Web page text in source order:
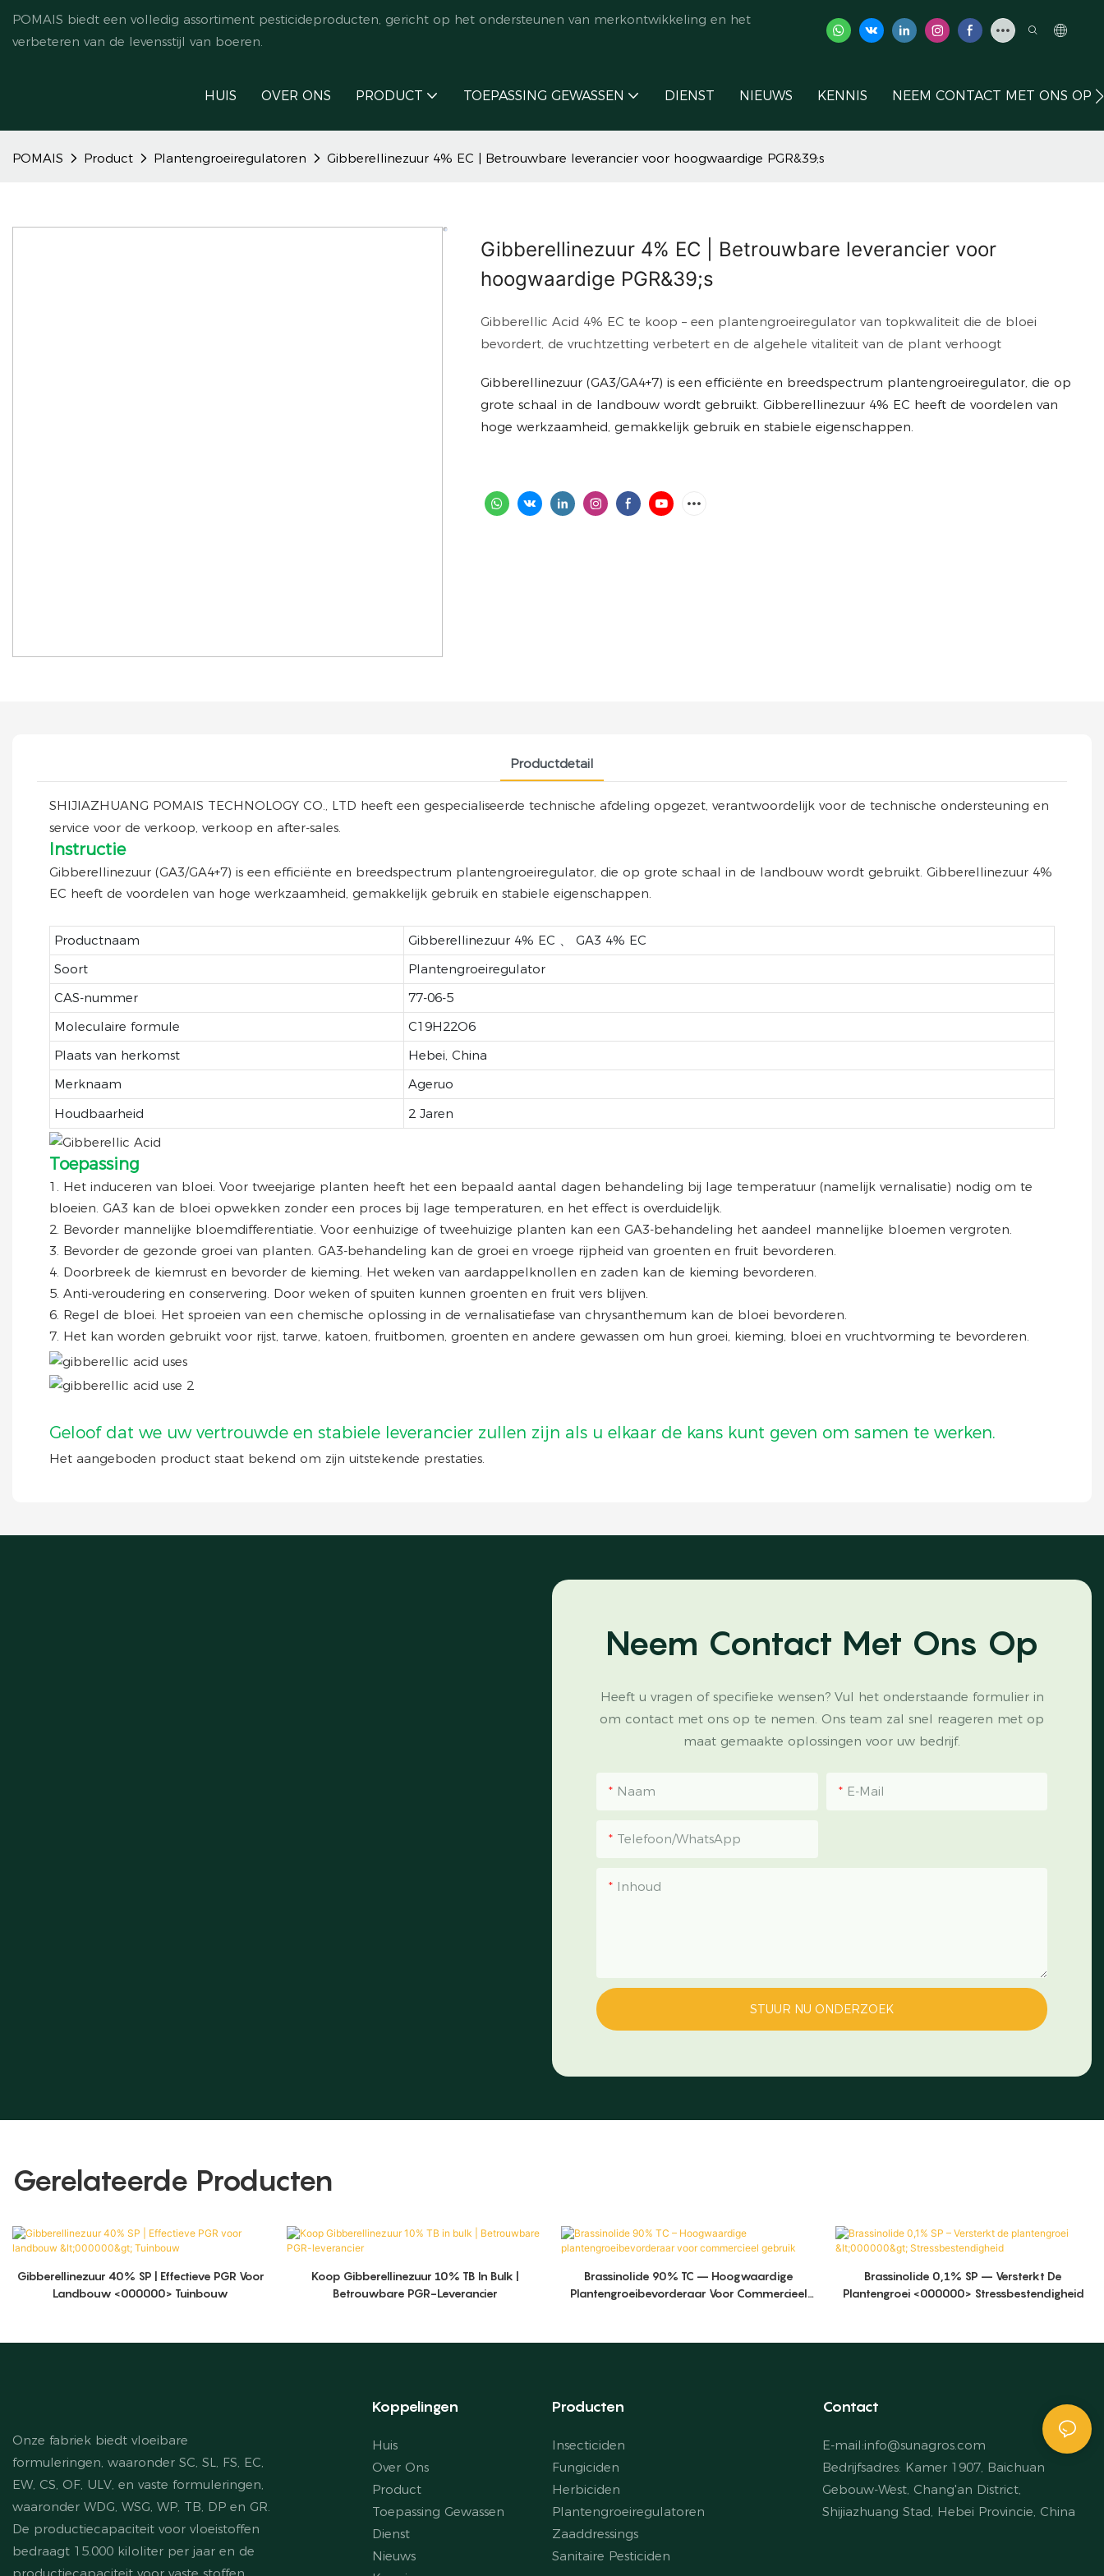
POMAIS biedt een volledig assortiment pesticideproducten, gericht op het ondersteunen van merkontwikkeling en het
verbeteren van de levensstijl van boeren.
HUIS OVER ONS PRODUCT TOEPASSING GEWASSEN DIENST NIEUWS KENNIS NEEM CONTACT MET ONS OP
POMAIS Product Plantengroeiregulatoren Gibberellinezuur 4% EC | Betrouwbare leverancier voor hoogwaardige PGR&39;s
Gibberellinezuur 4% EC | Betrouwbare leverancier voor
hoogwaardige PGR&39;s
Gibberellic Acid 4% EC te koop – een plantengroeiregulator van topkwaliteit die de bloei
bevordert, de vruchtzetting verbetert en de algehele vitaliteit van de plant verhoogt
Gibberellinezuur (GA3/GA4+7) is een efficiënte en breedspectrum plantengroeiregulator, die op
grote schaal in de landbouw wordt gebruikt. Gibberellinezuur 4% EC heeft de voordelen van
hoge werkzaamheid, gemakkelijk gebruik en stabiele eigenschappen.
Productdetail
SHIJIAZHUANG POMAIS TECHNOLOGY CO., LTD heeft een gespecialiseerde technische afdeling opgezet, verantwoordelijk voor de technische ondersteuning en
service voor de verkoop, verkoop en after-sales.
Instructie
Gibberellinezuur (GA3/GA4+7) is een efficiënte en breedspectrum plantengroeiregulator, die op grote schaal in de landbouw wordt gebruikt. Gibberellinezuur 4%
EC heeft de voordelen van hoge werkzaamheid, gemakkelijk gebruik en stabiele eigenschappen.
Productnaam
Gibberellinezuur 4% EC 、 GA3 4% EC
Soort
Plantengroeiregulator
CAS-nummer
77-06-5
Moleculaire formule
C19H22O6
Plaats van herkomst
Hebei, China
Merknaam
Ageruo
Houdbaarheid
2 Jaren
Toepassing
1. Het induceren van bloei. Voor tweejarige planten heeft het een bepaald aantal dagen behandeling bij lage temperatuur (namelijk vernalisatie) nodig om te
bloeien. GA3 kan de bloei opwekken zonder een proces bij lage temperaturen, en het effect is overduidelijk.
2. Bevorder mannelijke bloemdifferentiatie. Voor eenhuizige of tweehuizige planten kan een GA3-behandeling het aandeel mannelijke bloemen vergroten.
3. Bevorder de gezonde groei van planten. GA3-behandeling kan de groei en vroege rijpheid van groenten en fruit bevorderen.
4. Doorbreek de kiemrust en bevorder de kieming. Het weken van aardappelknollen en zaden kan de kieming bevorderen.
5. Anti-veroudering en conservering. Door weken of spuiten kunnen groenten en fruit vers blijven.
6. Regel de bloei. Het sproeien van een chemische oplossing in de vernalisatiefase van chrysanthemum kan de bloei bevorderen.
7. Het kan worden gebruikt voor rijst, tarwe, katoen, fruitbomen, groenten en andere gewassen om hun groei, kieming, bloei en vruchtvorming te bevorderen.
Geloof dat we uw vertrouwde en stabiele leverancier zullen zijn als u elkaar de kans kunt geven om samen te werken.
Het aangeboden product staat bekend om zijn uitstekende prestaties.
Neem Contact Met Ons Op
Heeft u vragen of specifieke wensen? Vul het onderstaande formulier in
om contact met ons op te nemen. Ons team zal snel reageren met op
maat gemaakte oplossingen voor uw bedrijf.
Naam E-Mail
Telefoon/WhatsApp
Inhoud
STUUR NU ONDERZOEK
Gerelateerde Producten
Gibberellinezuur 40% SP | Effectieve PGR Voor
Landbouw <000000> Tuinbouw
Koop Gibberellinezuur 10% TB In Bulk |
Betrouwbare PGR-Leverancier
Brassinolide 90% TC – Hoogwaardige
Plantengroeibevorderaar Voor Commercieel
Brassinolide 0,1% SP – Versterkt De
Plantengroei <000000> Stressbestendigheid
Onze fabriek biedt vloeibare
formuleringen, waaronder SC, SL, FS, EC,
EW, CS, OF, ULV, en vaste formuleringen,
waaronder WDG, WSG, WP, TB, DP en GR.
De productiecapaciteit voor vloeistoffen
bedraagt ​​15.000 kiloliter per jaar en de
Koppelingen
Huis
Over Ons
Product
Toepassing Gewassen
Dienst
Nieuws
Producten
Insecticiden
Fungiciden
Herbiciden
Plantengroeiregulatoren
Zaaddressings
Sanitaire Pesticiden
Contact
E-mail:info@sunagros.com
Bedrijfsadres: Kamer 1907, Baichuan
Gebouw-West, Chang'an District,
Shijiazhuang Stad, Hebei Provincie, China